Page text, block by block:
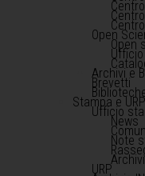
Open
Open
Archivi e
Brevetti
Stampa e URP
Ufficio
News
Note
URP